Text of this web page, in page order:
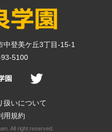
中登美ケ丘3丁目-15-1
5100
扱いについて
用規約
All right reserved.